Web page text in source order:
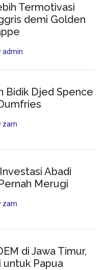
Termotivasi
demi Golden
admin
Bidik Djed Spence
zam
Abadi
Merugi
zam
di Jawa Timur,
untuk Papua